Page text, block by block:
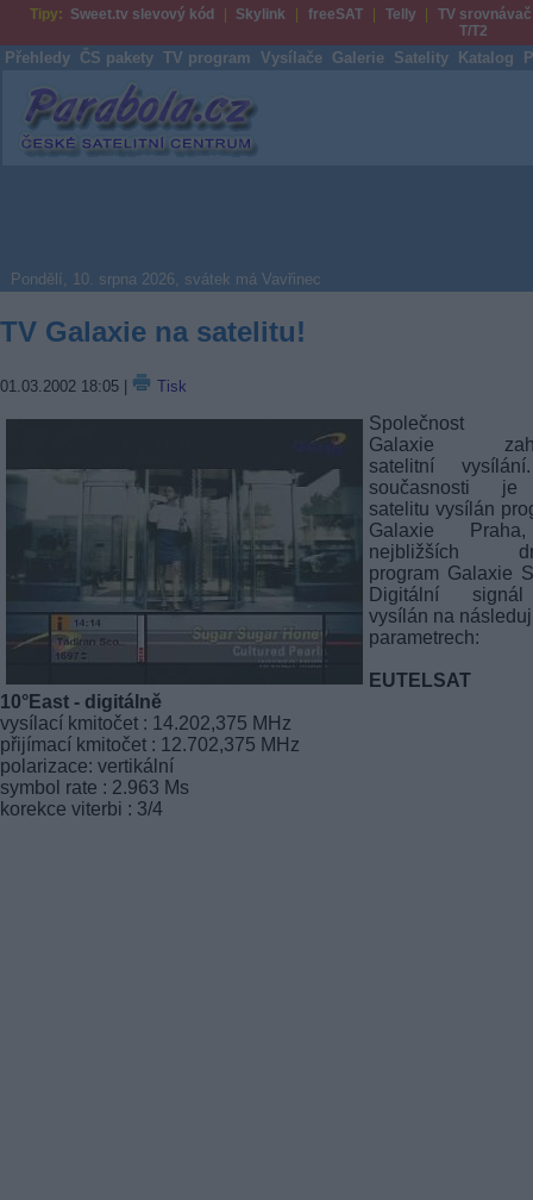
Tipy: Sweet.tv slevový kód Skylink freeSAT Telly
TV srovnávač
T/T2
Přehledy ČS pakety TV program Vysílače Galerie Satelity Katalog
Parabola.cz
Pondělí, 10. srpna 2026, svátek má Vavřinec
TV Galaxie na satelitu!
01.03.2002 18:05 Tisk
Společnost
Galaxie
satelitní
současnosti
satelitu vysílán
Galaxie
nejbližších
program Galaxie
Digitální
vysílán na
parametrech:
EUTELSAT
10°East - digitálně
vysílací kmitočet : 14.202,375 MHz
přijímací kmitočet : 12.702,375 MHz
polarizace: vertikální
symbol rate : 2.963 Ms
korekce viterbi : 3/4